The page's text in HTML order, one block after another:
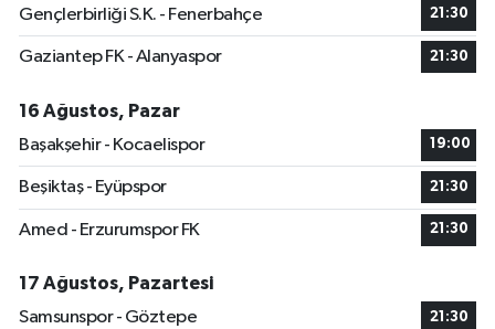
Gençlerbirliği S.K. - Fenerbahçe 21:30
Gaziantep FK - Alanyaspor 21:30
16 Ağustos, Pazar
Başakşehir - Kocaelispor
19:00
Beşiktaş - Eyüpspor 21:30
Amed - Erzurumspor FK 21:30
17 Ağustos, Pazartesi
Samsunspor - Göztepe
21:30